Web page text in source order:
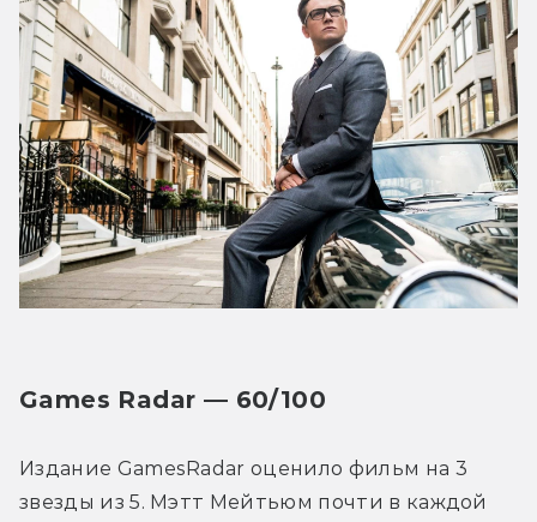
Games Radar — 60/100
Издание GamesRadar оценило фильм на 3
звезды из 5. Мэтт Мейтьюм почти в каждой